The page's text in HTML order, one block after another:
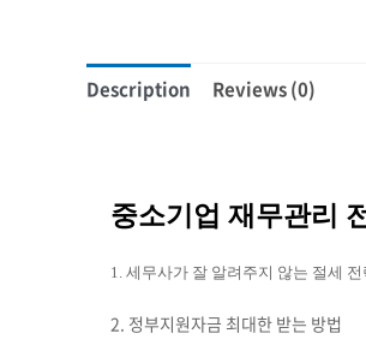
Description Reviews (0)
중소기업 재무관리
1. 세무사가 잘 알려주지 않는 절세 전
2. 정부지원자금 최대한 받는 방법